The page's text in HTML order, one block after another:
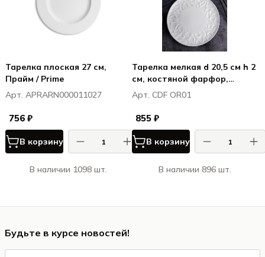
Тарелка плоская 27 см,
Прайм / Prime
Арт. APRARN000011027
756 ₽
В корзину
В наличии 1098 шт.
Тарелка мелкая d 20,5 см h 2
см, костяной фарфор,
Оригами / Origami
Арт. CDF OR01
855 ₽
В корзину
В наличии 896 шт.
Будьте в курсе новостей!